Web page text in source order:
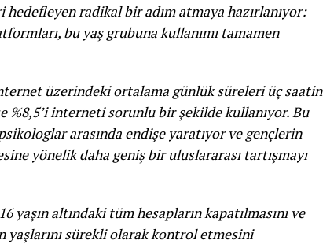
radikal bir adım atmaya hazırlanıyor:
bu yaş grubuna kullanımı tamamen
internet üzerindeki ortalama günlük süreleri üç saatin
%8,5’i interneti sorunlu bir şekilde kullanıyor. Bu
arasında endişe yaratıyor ve gençlerin
yönelik daha geniş bir uluslararası tartışmayı
yaşın altındaki tüm hesapların kapatılmasını ve
yaşlarını sürekli olarak kontrol etmesini